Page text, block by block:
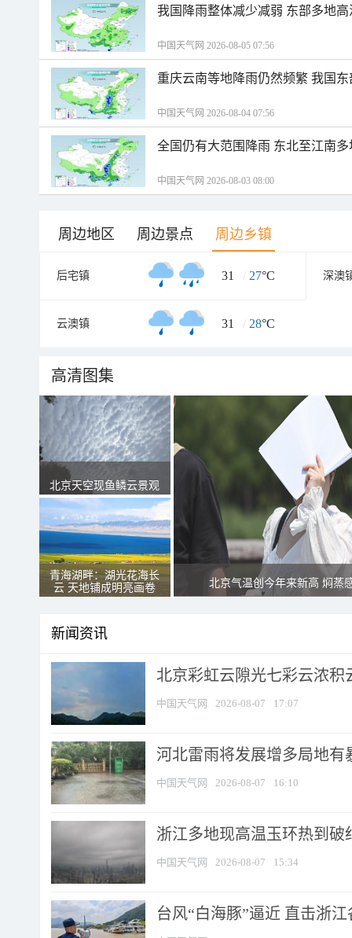
我国降雨整体减少减弱 东部多地
中国天气网 2026-08-05 07:56
重庆云南等地降雨仍然频繁 我国
中国天气网 2026-08-04 07:56
全国仍有大范围降雨 东北至江南
中国天气网 2026-08-03 08:00
周边地区 周边景点 周边乡镇
后宅镇 31 / 27°C 深澳
云澳镇 31 / 28°C
高清图集
北京天空现鱼鳞云景观
青海湖畔：湖光花海长
云 天地铺成明亮画卷
北京气温创今年来新高 焖蒸
新闻资讯
北京彩虹云隙光七彩云浓积
中国天气网 2026-08-07 17:07
河北雷雨将发展增多局地有
中国天气网 2026-08-07 16:10
浙江多地现高温玉环热到破
中国天气网 2026-08-07 15:34
台风“白海豚”逼近 直击浙